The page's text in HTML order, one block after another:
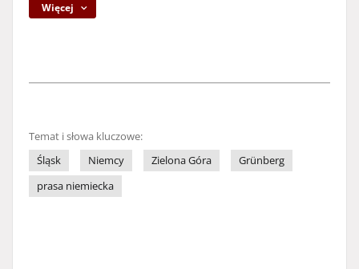
Więcej
Temat i słowa kluczowe:
Śląsk
Niemcy Zielona Góra
Grünberg
prasa niemiecka